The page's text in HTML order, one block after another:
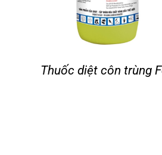
Thuốc diệt côn trùng